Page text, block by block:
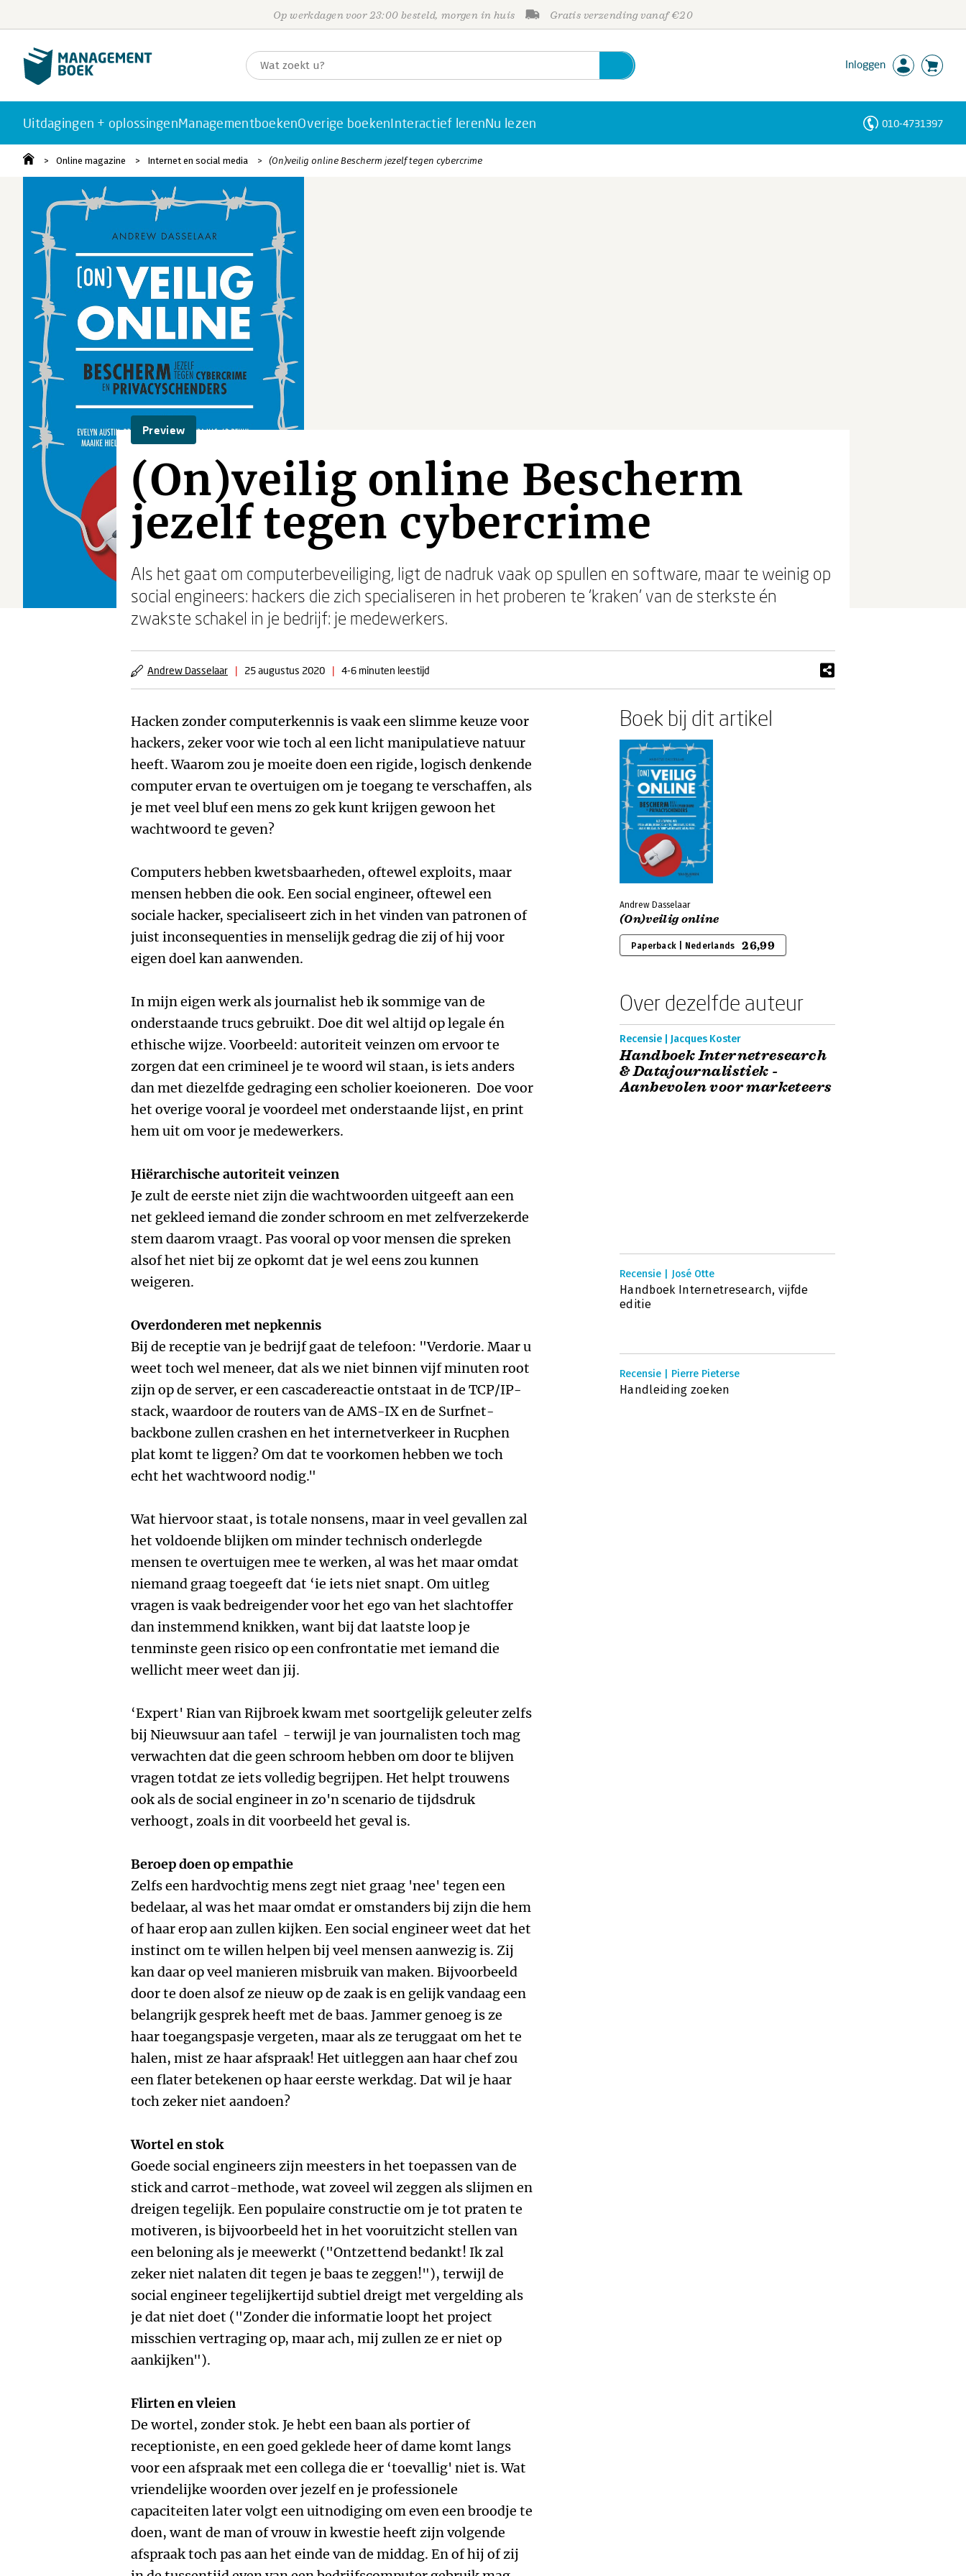
Op werkdagen voor 23:00 besteld, morgen in huis Gratis verzending vanaf €20
Inloggen
Uitdagingen + oplossingenManagementboekenOverige boekenInteractief lerenNu lezen 010-4731397
Online magazine Internet en social media (On)veilig online Bescherm jezelf tegen cybercrime
Preview
(On)veilig online Bescherm
jezelf tegen cybercrime
Als het gaat om computerbeveiliging, ligt de nadruk vaak op spullen en software, maar te weinig op
social engineers: hackers die zich specialiseren in het proberen te ‘kraken' van de sterkste én
zwakste schakel in je bedrijf: je medewerkers.
Andrew Dasselaar | 25 augustus 2020 | 4-6 minuten leestijd
Hacken zonder computerkennis is vaak een slimme keuze voor
hackers, zeker voor wie toch al een licht manipulatieve natuur
heeft. Waarom zou je moeite doen een rigide, logisch denkende
computer ervan te overtuigen om je toegang te verschaffen, als
je met veel bluf een mens zo gek kunt krijgen gewoon het
wachtwoord te geven?
Computers hebben kwetsbaarheden, oftewel exploits, maar
mensen hebben die ook. Een social engineer, oftewel een
sociale hacker, specialiseert zich in het vinden van patronen of
juist inconsequenties in menselijk gedrag die zij of hij voor
eigen doel kan aanwenden.
In mijn eigen werk als journalist heb ik sommige van de
onderstaande trucs gebruikt. Doe dit wel altijd op legale én
ethische wijze. Voorbeeld: autoriteit veinzen om ervoor te
zorgen dat een crimineel je te woord wil staan, is iets anders
dan met diezelfde gedraging een scholier koeioneren. Doe voor
het overige vooral je voordeel met onderstaande lijst, en print
hem uit om voor je medewerkers.
Hiërarchische autoriteit veinzen
Je zult de eerste niet zijn die wachtwoorden uitgeeft aan een
net gekleed iemand die zonder schroom en met zelfverzekerde
stem daarom vraagt. Pas vooral op voor mensen die spreken
alsof het niet bij ze opkomt dat je wel eens zou kunnen
weigeren.
Overdonderen met nepkennis
Bij de receptie van je bedrijf gaat de telefoon: "Verdorie. Maar u
weet toch wel meneer, dat als we niet binnen vijf minuten root
zijn op de server, er een cascadereactie ontstaat in de TCP/IP-
stack, waardoor de routers van de AMS-IX en de Surfnet-
backbone zullen crashen en het internetverkeer in Rucphen
plat komt te liggen? Om dat te voorkomen hebben we toch
echt het wachtwoord nodig."
Wat hiervoor staat, is totale nonsens, maar in veel gevallen zal
het voldoende blijken om minder technisch onderlegde
mensen te overtuigen mee te werken, al was het maar omdat
niemand graag toegeeft dat ‘ie iets niet snapt. Om uitleg
vragen is vaak bedreigender voor het ego van het slachtoffer
dan instemmend knikken, want bij dat laatste loop je
tenminste geen risico op een confrontatie met iemand die
wellicht meer weet dan jij.
‘Expert' Rian van Rijbroek kwam met soortgelijk geleuter zelfs
bij Nieuwsuur aan tafel - terwijl je van journalisten toch mag
verwachten dat die geen schroom hebben om door te blijven
vragen totdat ze iets volledig begrijpen. Het helpt trouwens
ook als de social engineer in zo'n scenario de tijdsdruk
verhoogt, zoals in dit voorbeeld het geval is.
Beroep doen op empathie
Zelfs een hardvochtig mens zegt niet graag 'nee' tegen een
bedelaar, al was het maar omdat er omstanders bij zijn die hem
of haar erop aan zullen kijken. Een social engineer weet dat het
instinct om te willen helpen bij veel mensen aanwezig is. Zij
kan daar op veel manieren misbruik van maken. Bijvoorbeeld
door te doen alsof ze nieuw op de zaak is en gelijk vandaag een
belangrijk gesprek heeft met de baas. Jammer genoeg is ze
haar toegangspasje vergeten, maar als ze teruggaat om het te
halen, mist ze haar afspraak! Het uitleggen aan haar chef zou
een flater betekenen op haar eerste werkdag. Dat wil je haar
toch zeker niet aandoen?
Wortel en stok
Goede social engineers zijn meesters in het toepassen van de
stick and carrot-methode, wat zoveel wil zeggen als slijmen en
dreigen tegelijk. Een populaire constructie om je tot praten te
motiveren, is bijvoorbeeld het in het vooruitzicht stellen van
een beloning als je meewerkt ("Ontzettend bedankt! Ik zal
zeker niet nalaten dit tegen je baas te zeggen!"), terwijl de
social engineer tegelijkertijd subtiel dreigt met vergelding als
je dat niet doet ("Zonder die informatie loopt het project
misschien vertraging op, maar ach, mij zullen ze er niet op
aankijken").
Flirten en vleien
De wortel, zonder stok. Je hebt een baan als portier of
receptioniste, en een goed geklede heer of dame komt langs
voor een afspraak met een collega die er ‘toevallig' niet is. Wat
vriendelijke woorden over jezelf en je professionele
capaciteiten later volgt een uitnodiging om even een broodje te
doen, want de man of vrouw in kwestie heeft zijn volgende
afspraak toch pas aan het einde van de middag. En of hij of zij
Boek bij dit artikel
Andrew Dasselaar
(On)veilig online
Paperback | Nederlands 26,99
Over dezelfde auteur
Recensie | Jacques Koster
Handboek Internetresearch
& Datajournalistiek -
Aanbevolen voor marketeers
Recensie | José Otte
Handboek Internetresearch, vijfde
editie
Recensie | Pierre Pieterse
Handleiding zoeken
Personen